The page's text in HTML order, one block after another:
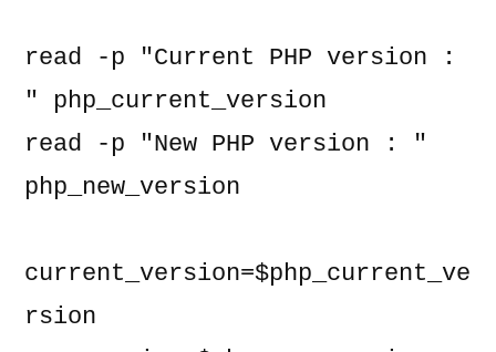
read -p "Current PHP version :
" php_current_version
read -p "New PHP version : "
php_new_version
current_version=$php_current_ve
rsion